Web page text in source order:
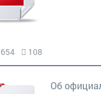
654 108
Об